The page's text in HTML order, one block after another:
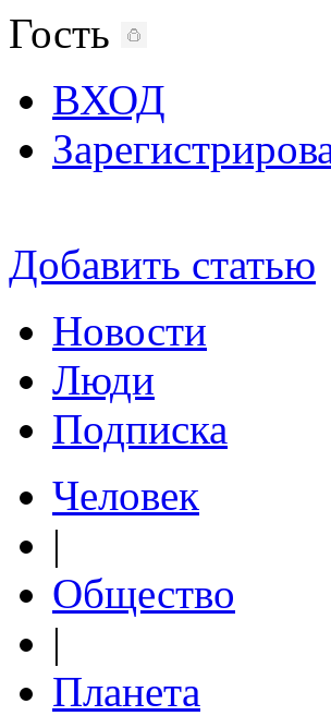
Гость
ВХОД
Добавить статью
Новости
Люди
Подписка
Человек
|
Общество
|
Планета